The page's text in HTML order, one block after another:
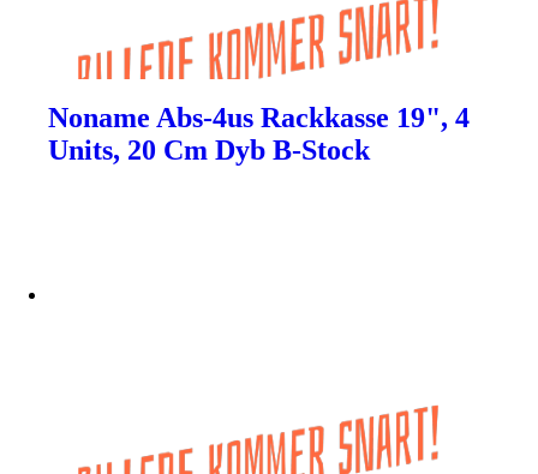
Noname Abs-4us Rackkasse 19", 4
Units, 20 Cm Dyb B-Stock